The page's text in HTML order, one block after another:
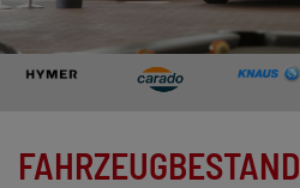
UNTERNEHMEN
FAHRZEUGBESTAND